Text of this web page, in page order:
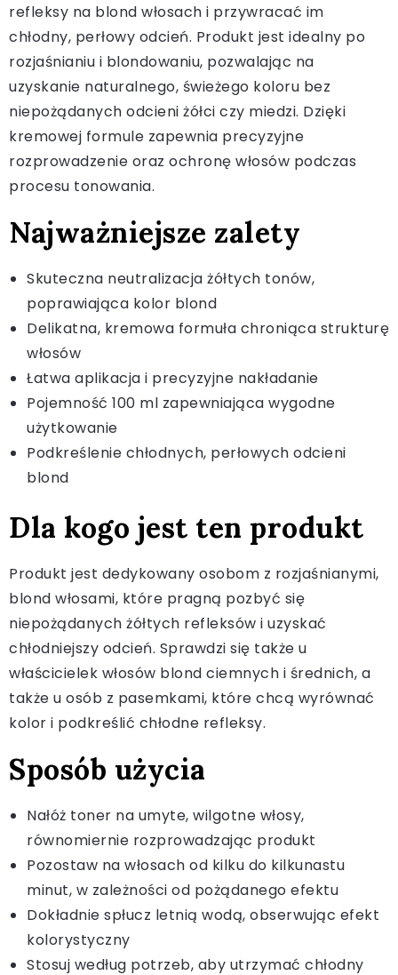
refleksy na blond włosach i przywracać im
chłodny, perłowy odcień. Produkt jest idealny po
rozjaśnianiu i blondowaniu, pozwalając na
uzyskanie naturalnego, świeżego koloru bez
niepożądanych odcieni żółci czy miedzi. Dzięki
kremowej formule zapewnia precyzyjne
rozprowadzenie oraz ochronę włosów podczas
procesu tonowania.
Najważniejsze zalety
Skuteczna neutralizacja żółtych tonów,
poprawiająca kolor blond
Delikatna, kremowa formuła chroniąca strukturę
włosów
Łatwa aplikacja i precyzyjne nakładanie
Pojemność 100 ml zapewniająca wygodne
użytkowanie
Podkreślenie chłodnych, perłowych odcieni
blond
Dla kogo jest ten produkt
Produkt jest dedykowany osobom z rozjaśnianymi,
blond włosami, które pragną pozbyć się
niepożądanych żółtych refleksów i uzyskać
chłodniejszy odcień. Sprawdzi się także u
właścicielek włosów blond ciemnych i średnich, a
także u osób z pasemkami, które chcą wyrównać
kolor i podkreślić chłodne refleksy.
Sposób użycia
Nałóż toner na umyte, wilgotne włosy,
równomiernie rozprowadzając produkt
Pozostaw na włosach od kilku do kilkunastu
minut, w zależności od pożądanego efektu
Dokładnie spłucz letnią wodą, obserwując efekt
kolorystyczny
Stosuj według potrzeb, aby utrzymać chłodny